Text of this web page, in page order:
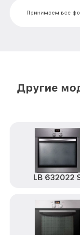
Замена панели
Принимаем все
Другие
LB 632022